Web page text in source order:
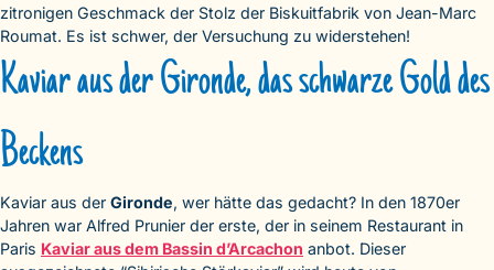
zitronigen Geschmack der Stolz der Biskuitfabrik von Jean-Marc
Roumat. Es ist schwer, der Versuchung zu widerstehen!
Kaviar aus der Gironde, das schwarze Gold des
Beckens
Kaviar aus der Gironde, wer hätte das gedacht? In den 1870er
Jahren war Alfred Prunier der erste, der in seinem Restaurant in
Paris Kaviar aus dem Bassin d’Arcachon anbot. Dieser